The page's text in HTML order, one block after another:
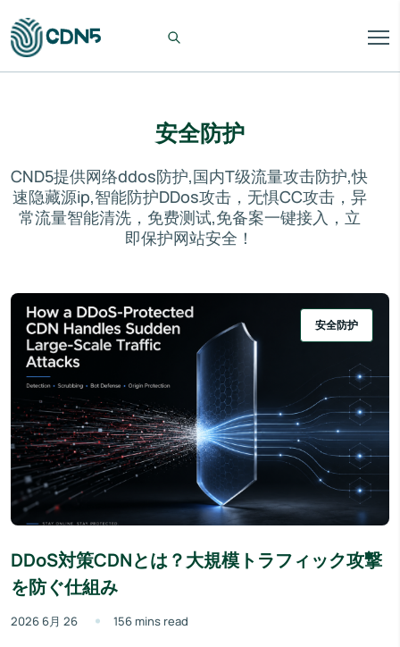
安全防护
CND5提供网络ddos防护,国内T级流量攻击防护,快
速隐藏源ip,智能防护DDos攻击，无惧CC攻击，异
常流量智能清洗，免费测试,免备案一键接入，立
即保护网站安全！
安全防护
DDoS対策CDNとは？大規模トラフィック攻撃
を防ぐ仕組み
2026 6月 26 156 mins read